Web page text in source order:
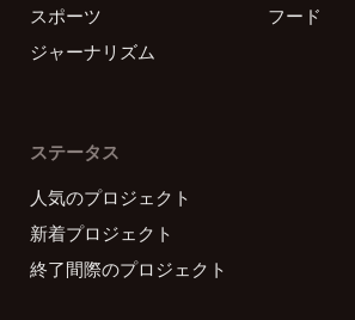
スポーツ
フード
ジャーナリズム
ステータス
人気のプロジェクト
新着プロジェクト
終了間際のプロジェクト